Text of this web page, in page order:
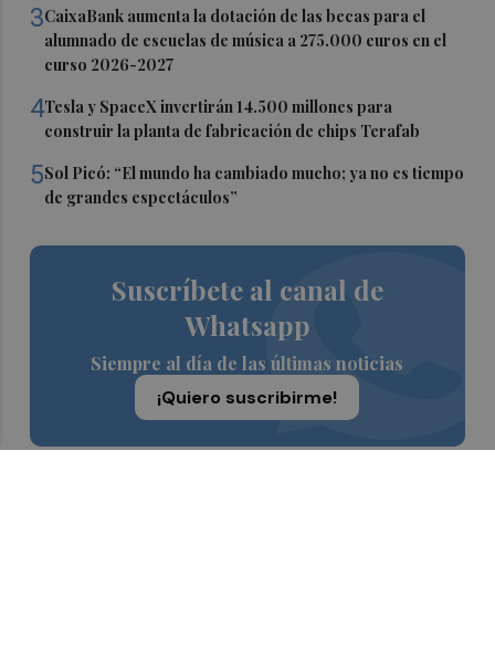
3CaixaBank aumenta la dotación de las becas para el
alumnado de escuelas de música a 275.000 euros en el
curso 2026-2027
4Tesla y SpaceX invertirán 14.500 millones para
construir la planta de fabricación de chips Terafab
5Sol Picó: “El mundo ha cambiado mucho; ya no es tiempo
de grandes espectáculos”
Suscríbete al canal de
Whatsapp
Siempre al día de las últimas noticias
¡Quiero suscribirme!